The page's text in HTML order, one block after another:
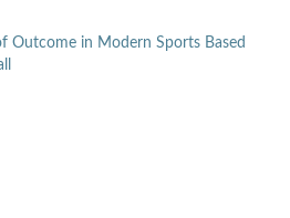
Outcome in Modern Sports Based